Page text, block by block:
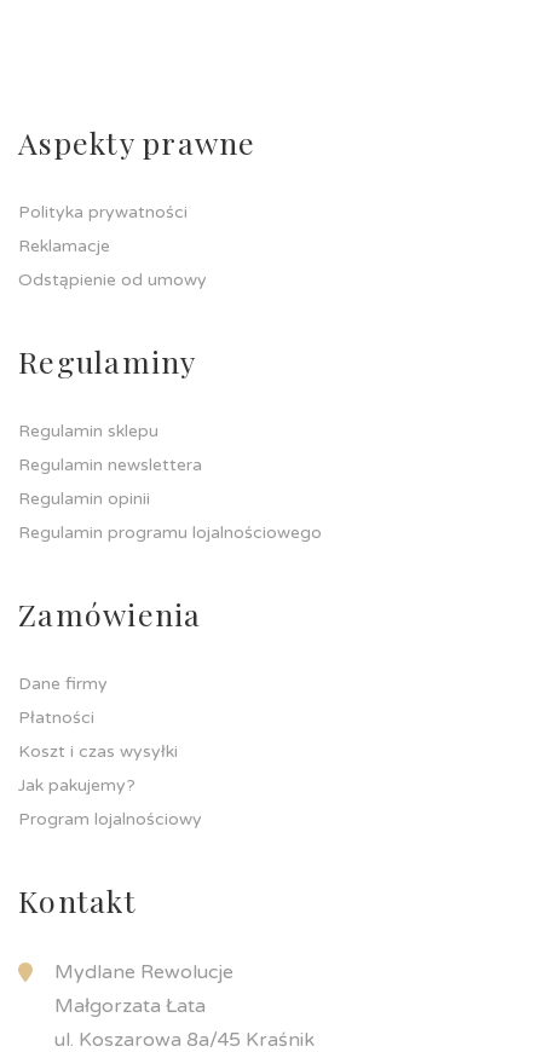
Aspekty prawne
Polityka prywatności
Reklamacje
Odstąpienie od umowy
Regulaminy
Regulamin sklepu
Regulamin newslettera
Regulamin opinii
Regulamin programu lojalnościowego
Zamówienia
Dane firmy
Płatności
Koszt i czas wysyłki
Jak pakujemy?
Program lojalnościowy
Kontakt
Mydlane Rewolucje
Małgorzata Łata
ul. Koszarowa 8a/45 Kraśnik